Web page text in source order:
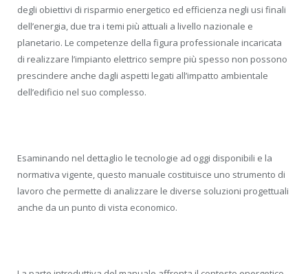
degli obiettivi di risparmio energetico ed efficienza negli usi finali
dell’energia, due tra i temi più attuali a livello nazionale e
planetario. Le competenze della figura professionale incaricata
di realizzare l’impianto elettrico sempre più spesso non possono
prescindere anche dagli aspetti legati all’impatto ambientale
dell’edificio nel suo complesso.
Esaminando nel dettaglio le tecnologie ad oggi disponibili e la
normativa vigente, questo manuale costituisce uno strumento di
lavoro che permette di analizzare le diverse soluzioni progettuali
anche da un punto di vista economico.